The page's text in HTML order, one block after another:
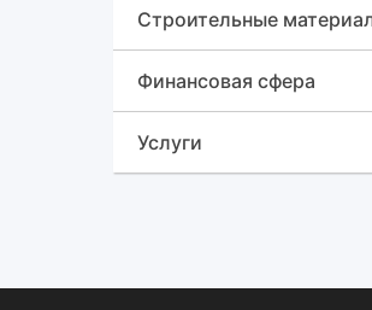
Автогрейдеры
Строительные
Финансовая сфера
Услуги